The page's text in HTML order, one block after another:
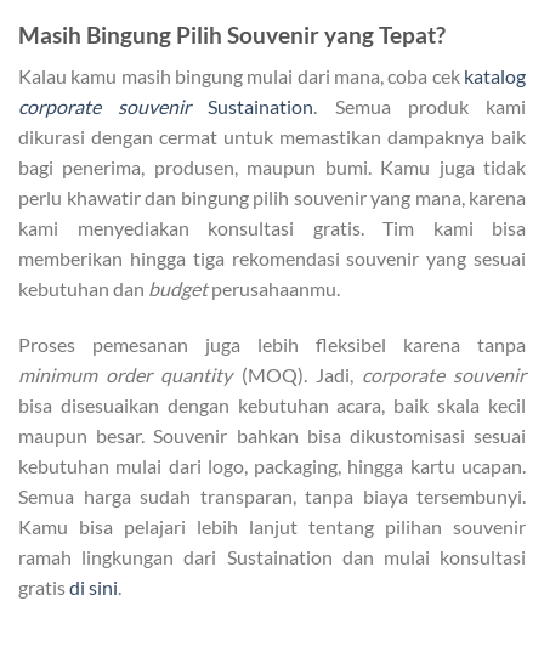
Masih Bingung Pilih Souvenir yang Tepat?
Kalau kamu masih bingung mulai dari mana, coba cek katalog
corporate souvenirSustaination. Semua produk kami
dikurasi dengan cermat untuk memastikan dampaknya baik
bagi penerima, produsen, maupun bumi. Kamu juga tidak
perlu khawatir dan bingung pilih souvenir yang mana, karena
kami menyediakan konsultasi gratis. Tim kami bisa
memberikan hingga tiga rekomendasi souvenir yang sesuai
kebutuhan dan budgetperusahaanmu.
Proses pemesanan juga lebih fleksibel karena tanpa
minimum order quantity(MOQ). Jadi, corporate souvenir
bisa disesuaikan dengan kebutuhan acara, baik skala kecil
maupun besar. Souvenir bahkan bisa dikustomisasi sesuai
kebutuhan mulai dari logo, packaging, hingga kartu ucapan.
Semua harga sudah transparan, tanpa biaya tersembunyi.
Kamu bisa pelajari lebih lanjut tentang pilihan souvenir
ramah lingkungan dari Sustaination dan mulai konsultasi
gratisdi sini.